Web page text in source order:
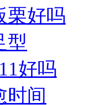
栗好吗
型
好吗
时间